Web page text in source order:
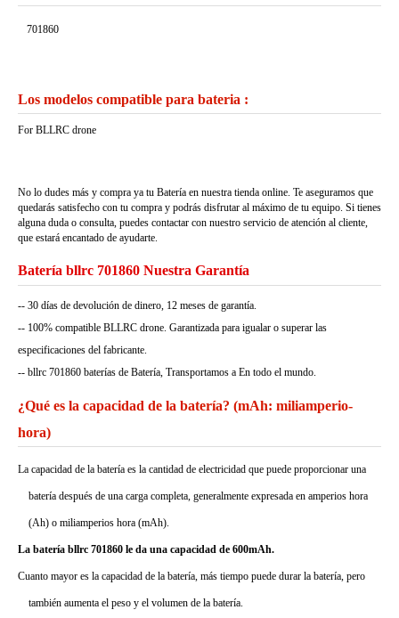
701860
Los modelos compatible para bateria :
For BLLRC drone
No lo dudes más y compra ya tu Batería en nuestra tienda online. Te aseguramos que
quedarás satisfecho con tu compra y podrás disfrutar al máximo de tu equipo. Si tienes
alguna duda o consulta, puedes contactar con nuestro servicio de atención al cliente,
que estará encantado de ayudarte.
Batería bllrc 701860 Nuestra Garantía
-- 30 días de devolución de dinero, 12 meses de garantía.
-- 100% compatible BLLRC drone. Garantizada para igualar o superar las
especificaciones del fabricante.
-- bllrc 701860 baterías de Batería, Transportamos a En todo el mundo.
¿Qué es la capacidad de la batería? (mAh: miliamperio-
hora)
La capacidad de la batería es la cantidad de electricidad que puede proporcionar una
batería después de una carga completa, generalmente expresada en amperios hora
(Ah) o miliamperios hora (mAh).
La batería bllrc 701860 le da una capacidad de 600mAh.
Cuanto mayor es la capacidad de la batería, más tiempo puede durar la batería, pero
también aumenta el peso y el volumen de la batería.